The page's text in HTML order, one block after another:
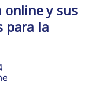
online y sus
para la